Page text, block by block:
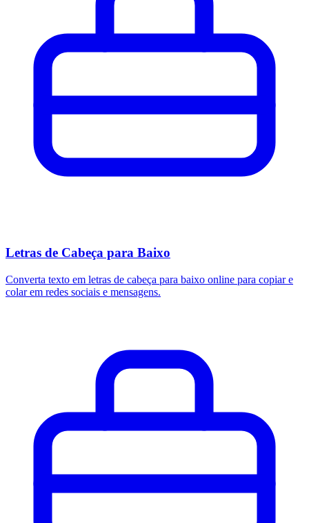
Letras de Cabeça para Baixo
Converta texto em letras de cabeça para baixo online para copiar e
colar em redes sociais e mensagens.